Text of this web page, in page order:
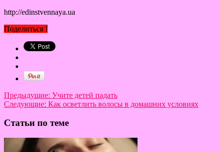
http://edinstvennaya.ua
Поделиться !
Предыдущие: Учите детей падать
Следующие: Как осветлить волосы в домашних условиях
Статьи по теме